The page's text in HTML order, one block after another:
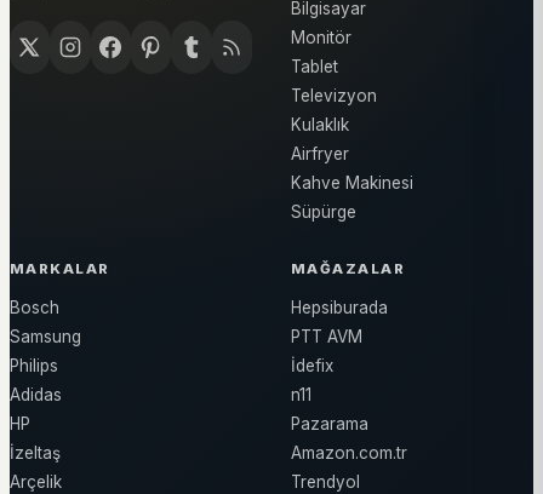
Bilgisayar
Monitör
Tablet
Televizyon
Kulaklık
Airfryer
Kahve Makinesi
Süpürge
MARKALAR
Bosch
Samsung
Philips
Adidas
HP
İzeltaş
Arçelik
MAĞAZALAR
Hepsiburada
PTT AVM
İdefix
n11
Pazarama
Amazon.com.tr
Trendyol